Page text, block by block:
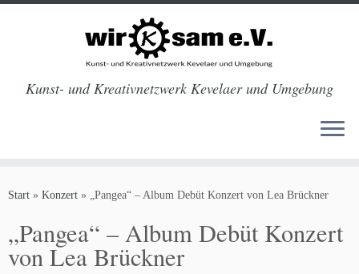
Inhalt
Kunst- und Kreativnetzwerk Kevelaer und Umgebung
Start » Konzert » „Pangea“ – Album Debüt Konzert von Lea Brückner
„Pangea“ – Album Debüt Konzert
von Lea Brückner